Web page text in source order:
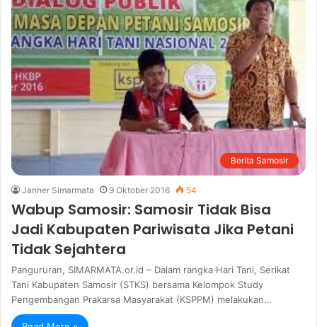
Berita Samosir
Janner Simarmata 9 Oktober 2016 54
Wabup Samosir: Samosir Tidak Bisa
Jadi Kabupaten Pariwisata Jika Petani
Tidak Sejahtera
Pangururan, SIMARMATA.or.id – Dalam rangka Hari Tani, Serikat
Tani Kabupaten Samosir (STKS) bersama Kelompok Study
Pengembangan Prakarsa Masyarakat (KSPPM) melakukan…